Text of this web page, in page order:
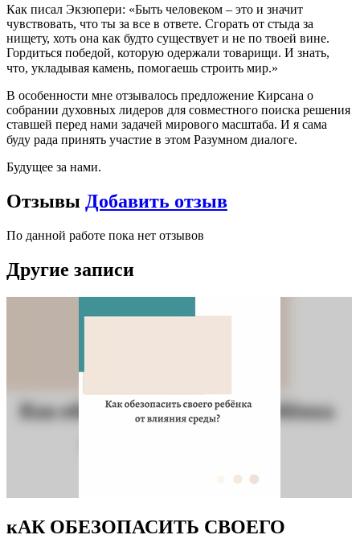
Как писал Экзюпери: «Быть человеком – это и значит
чувствовать, что ты за все в ответе. Сгорать от стыда за
нищету, хоть она как будто существует и не по твоей вине.
Гордиться победой, которую одержали товарищи. И знать,
что, укладывая камень, помогаешь строить мир.» ⠀
В особенности мне отзывалось предложение Кирсана о
собрании духовных лидеров для совместного поиска решения
ставшей перед нами задачей мирового масштаба. И я сама
буду рада принять участие в этом Разумном диалоге. ⠀
Будущее за нами.
Отзывы Добавить отзыв
По данной работе пока нет отзывов
Другие записи
кАК ОБЕЗОПАСИТЬ СВОЕГО